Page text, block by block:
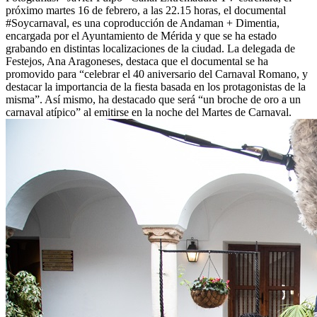
próximo martes 16 de febrero, a las 22.15 horas, el documental
#Soycarnaval, es una coproducción de Andaman + Dimentia,
encargada por el Ayuntamiento de Mérida y que se ha estado
grabando en distintas localizaciones de la ciudad. La delegada de
Festejos, Ana Aragoneses, destaca que el documental se ha
promovido para “celebrar el 40 aniversario del Carnaval Romano, y
destacar la importancia de la fiesta basada en los protagonistas de la
misma”. Así mismo, ha destacado que será “un broche de oro a un
carnaval atípico” al emitirse en la noche del Martes de Carnaval.